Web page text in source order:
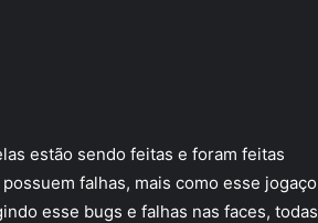
estão sendo feitas e foram feitas
falhas, mais como esse jogaço
esse bugs e falhas nas faces, todas